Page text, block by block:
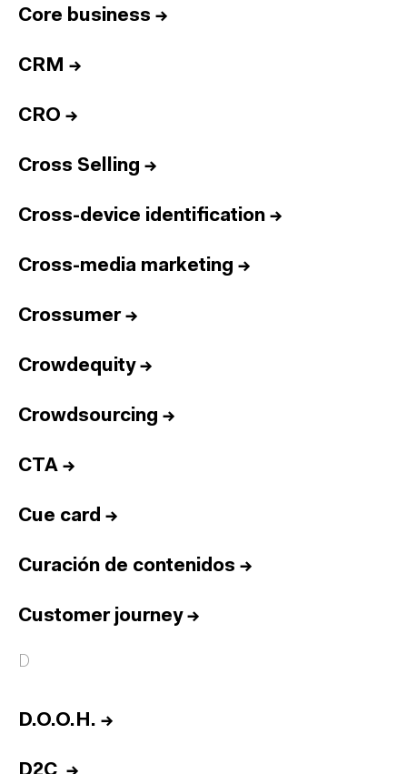
Core business →
CRM →
CRO →
Cross Selling →
Cross-device identification →
Cross-media marketing →
Crossumer→
Crowdequity→
Crowdsourcing →
CTA →
Cue card →
Curación de contenidos →
Customer journey→
D
D.O.O.H. →